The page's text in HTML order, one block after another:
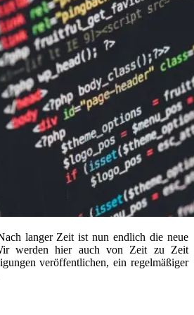
langer Zeit ist nun endlich die neue
werden hier auch von Zeit zu Zeit
veröffentlichen, ein regelmäßiger